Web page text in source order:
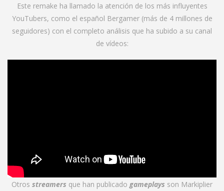
Este remake ha llamado la atención de los más influyentes
YouTubers, como el español Bergamer (más de 4 millones de
seguidores) con el completo análisis que ha subido a su canal
de vídeos:
Otros streamers que han publicado gameplays son Markiplier